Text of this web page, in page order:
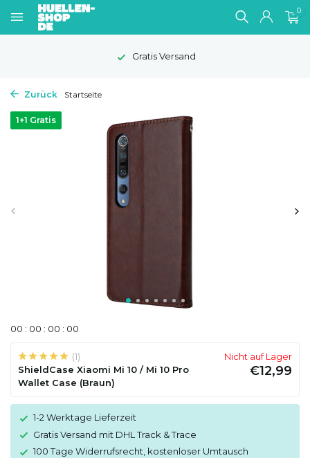
0
Gratis Versand
Zurück Startseite
1+1 Gratis
00 : 00 : 00 : 00
(1)
ShieldCase Xiaomi Mi 10 / Mi 10 Pro
Wallet Case (Braun)
Nicht auf Lager
€12,99
1-2 Werktage Lieferzeit
Gratis Versand mit DHL Track & Trace
100 Tage Widerrufsrecht, kostenloser Umtausch